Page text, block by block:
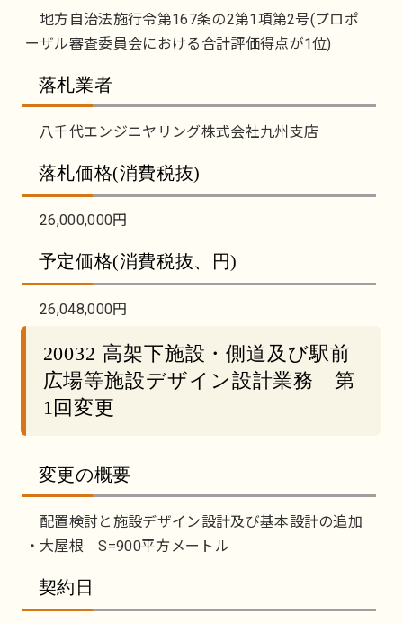
地方自治法施行令第167条の2第1項第2号(プロポ
ーザル審査委員会における合計評価得点が1位)
落札業者
八千代エンジニヤリング株式会社九州支店
落札価格(消費税抜)
26,000,000円
予定価格(消費税抜、円)
26,048,000円
20032 高架下施設・側道及び駅前
広場等施設デザイン設計業務 第
1回変更
変更の概要
配置検討と施設デザイン設計及び基本設計の追加
・大屋根 S=900平方メートル
契約日